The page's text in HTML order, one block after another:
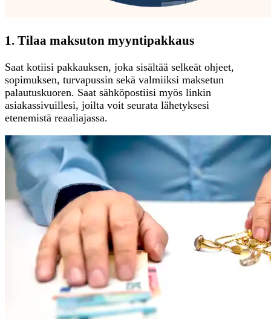
1. Tilaa maksuton myyntipakkaus
Saat kotiisi pakkauksen, joka sisältää selkeät ohjeet,
sopimuksen, turvapussin sekä valmiiksi maksetun
palautuskuoren. Saat sähköpostiisi myös linkin
asiakassivuillesi, joilta voit seurata lähetyksesi
etenemistä reaaliajassa.